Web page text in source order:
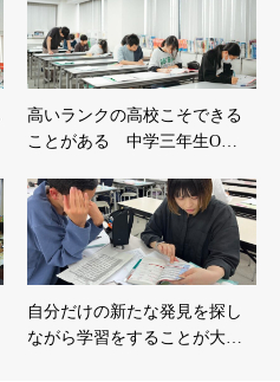
高いランクの高校こそできる
ことがある 中学三年生O…
自分だけの新たな発見を探し
ながら学習をすることが大…